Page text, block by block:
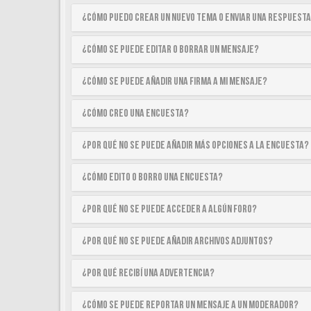
¿Cómo puedo crear un nuevo tema o enviar una
¿Cómo se puede editar o borrar un mensaje?
¿Cómo se puede añadir una firma a mi mensaje?
¿Cómo creo una encuesta?
¿Por qué no se puede añadir más opciones a la encuesta?
¿Cómo edito o borro una encuesta?
¿Por qué no se puede acceder a algún foro?
¿Por qué no se puede añadir archivos adjuntos?
¿Por qué recibí una advertencia?
¿Cómo se puede reportar un mensaje a un moderador?